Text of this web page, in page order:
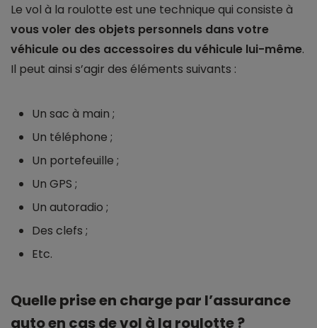
Le vol à la roulotte est une technique qui consiste à
vous voler des objets personnels dans votre
véhicule ou des accessoires du véhicule lui-même.
Il peut ainsi s’agir des éléments suivants :
Un sac à main ;
Un téléphone ;
Un portefeuille ;
Un GPS ;
Un autoradio ;
Des clefs ;
Etc.
Quelle prise en charge par l’assurance
auto en cas de vol à la roulotte ?